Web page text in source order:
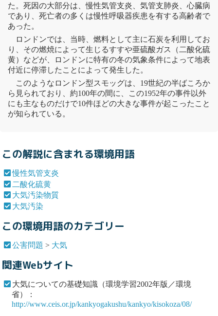
た。死因の大部分は、慢性気管支炎 、気管支肺炎、心臓病
であり、死亡者の多くは慢性呼吸器疾患を有する高齢者で
あった。
ロンドンでは、当時、燃料として主に石炭を利用してお
り、その燃焼によって生じるすすや亜硫酸ガス（ 二酸化硫
黄）などが、ロンドンに特有の冬の気象条件によって地表
付近に停滞したことによって発生した。
このようなロンドン型スモッグは、19世紀の半ばころか
ら見られており、約100年の間に、この1952年の事件以外
にも主なものだけで10件ほどの大きな事件が起こったこと
が知られている。
この解説に含まれる環境用語
慢性気管支炎
二酸化硫黄
大気汚染物質
大気汚染
この環境用語のカテゴリー
公害問題 > 大気
関連Webサイト
大気についての基礎知識（環境学習2002年版／環境
省）：
http://www.ceis.or.jp/kankyogakushu/kankyo/kisokoza/08/